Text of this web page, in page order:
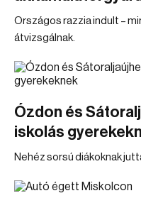
Országos razzia indult –
átvizsgálnak.
Ózdon és
iskolás
Nehéz sorsú diákoknak